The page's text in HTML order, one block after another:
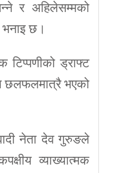
र अहिलेसम्मको
भनाइ छ।
टिप्पणीको ड्राफ्ट
छलफलमात्रै भएको
नेता देव गुरुङले
व्याख्यात्मक